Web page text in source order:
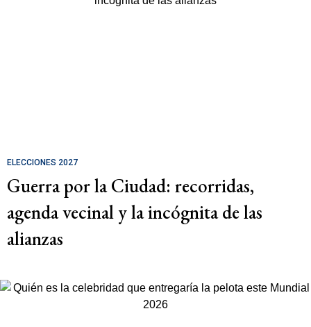
ELECCIONES 2027
Guerra por la Ciudad: recorridas,
agenda vecinal y la incógnita de las
alianzas